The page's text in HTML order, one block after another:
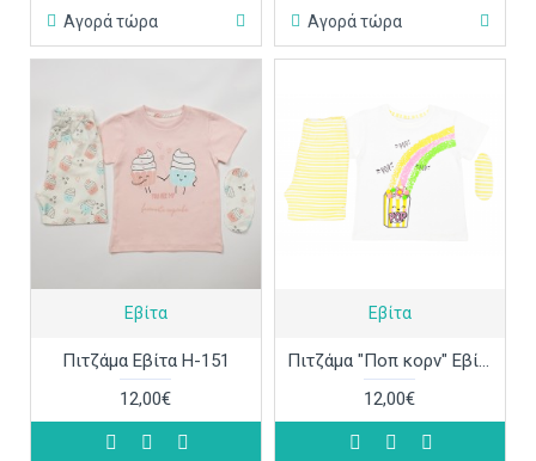
Αγορά τώρα Αγορά τώρα
Εβίτα
Πιτζάμα Εβίτα Η-151
12,00€
Εβίτα
Πιτζάμα "Ποπ κορν" Εβίτα Η-145
12,00€